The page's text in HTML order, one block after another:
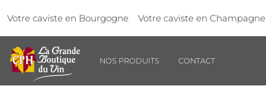
Votre caviste en Bourgogne
Votre caviste en Champagne
NOS PRODUITS CONTACT